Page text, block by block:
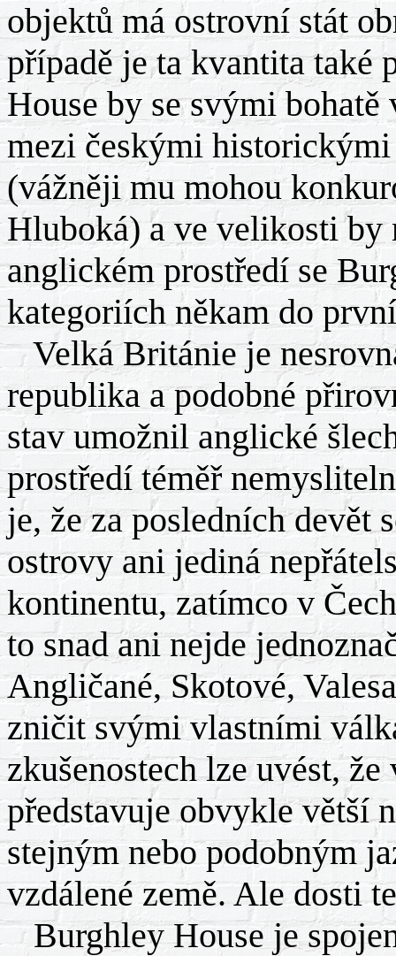
objektů má ostrovní stát
případě je ta kvantita také
House by se svými
mezi českými
(vážněji mu mohou
Hluboká) a ve velikosti
anglickém prostředí se
kategoriích někam do
Velká Británie je
republika a podobné
stav umožnil anglické
prostředí téměř
je, že za posledních devět
ostrovy ani jediná
kontinentu, zatímco v
to snad ani nejde
Angličané, Skotové,
zničit svými vlastními
zkušenostech lze uvést,
představuje obvykle větší
stejným nebo podobným
vzdálené země. Ale dosti
Burghley House je